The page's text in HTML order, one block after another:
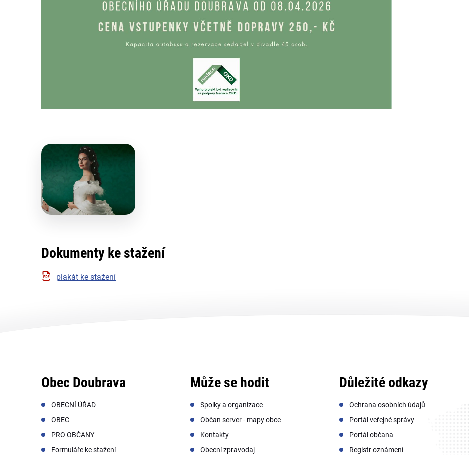
Dokumenty ke stažení
plakát ke stažení
Obec Doubrava
OBECNÍ ÚŘAD
OBEC
PRO OBČANY
Formuláře ke stažení
Může se hodit
Spolky a organizace
Občan server - mapy obce
Kontakty
Obecní zpravodaj
Důležité odkazy
Ochrana osobních údajů
Portál veřejné správy
Portál občana
Registr oznámení